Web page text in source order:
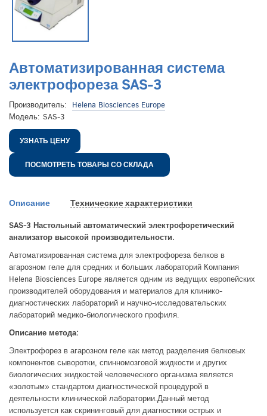
Автоматизированная система
электрофореза SAS-3
Производитель:
Helena Biosciences Europe
Модель: SAS-3
УЗНАТЬ ЦЕНУ
ПОСМОТРЕТЬ ТОВАРЫ СО СКЛАДА
Описание Технические характеристики
SAS-3 Настольный автоматический электрофоретический
анализатор высокой производительности.
Автоматизированная система для электрофореза белков в
агарозном геле для средних и больших лабораторий Компания
Helena Biosciences Europe является одним из ведущих европейских
производителей оборудования и материалов для клинико-
диагностических лабораторий и научно-исследовательских
лабораторий медико-биологического профиля.
Описание метода:
Электрофорез в агарозном геле как метод разделения белковых
компонентов сыворотки, спинномозговой жидкости и других
биологических жидкостей человеческого организма является
«золотым» стандартом диагностической процедурой в
деятельности клинической лаборатории.Данный метод
используется как скрининговый для диагностики острых и